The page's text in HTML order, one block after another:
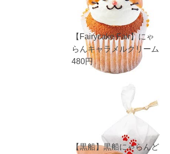
【Fairycake Fair】にゃ
らんキャラメルクリーム
480円
【黒船】黒船にゃらんど